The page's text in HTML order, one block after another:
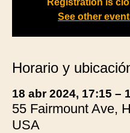
See other
Horario y
18 abr 2024, 17:15 –
55 Fairmount Ave,
USA